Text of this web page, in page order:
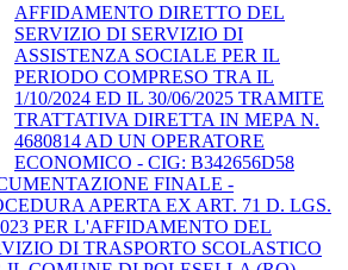
AFFIDAMENTO DIRETTO DEL
SERVIZIO DI SERVIZIO DI
ASSISTENZA SOCIALE PER IL
PERIODO COMPRESO TRA IL
1/10/2024 ED IL 30/06/2025 TRAMITE
TRATTATIVA DIRETTA IN MEPA N.
4680814 AD UN OPERATORE
ECONOMICO - CIG: B342656D58
FINALE -
APERTA EX ART. 71 D. LGS.
PER L'AFFIDAMENTO DEL
DI TRASPORTO SCOLASTICO